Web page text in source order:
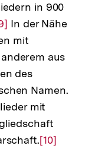
in 900
In der Nähe
mit
aus
des
Namen.
mit
Zur
[10]